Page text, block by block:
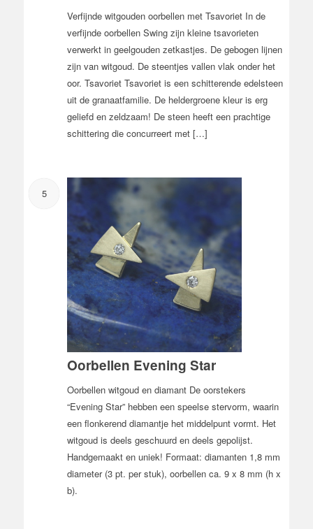
Verfijnde witgouden oorbellen met Tsavoriet In de
verfijnde oorbellen Swing zijn kleine tsavorieten
verwerkt in geelgouden zetkastjes. De gebogen lijnen
zijn van witgoud. De steentjes vallen vlak onder het
oor. Tsavoriet Tsavoriet is een schitterende edelsteen
uit de granaatfamilie. De heldergroene kleur is erg
geliefd en zeldzaam! De steen heeft een prachtige
schittering die concurreert met […]
5
Oorbellen Evening Star
Oorbellen witgoud en diamant De oorstekers
“Evening Star” hebben een speelse stervorm, waarin
een flonkerend diamantje het middelpunt vormt. Het
witgoud is deels geschuurd en deels gepolijst.
Handgemaakt en uniek! Formaat: diamanten 1,8 mm
diameter (3 pt. per stuk), oorbellen ca. 9 x 8 mm (h x
b).